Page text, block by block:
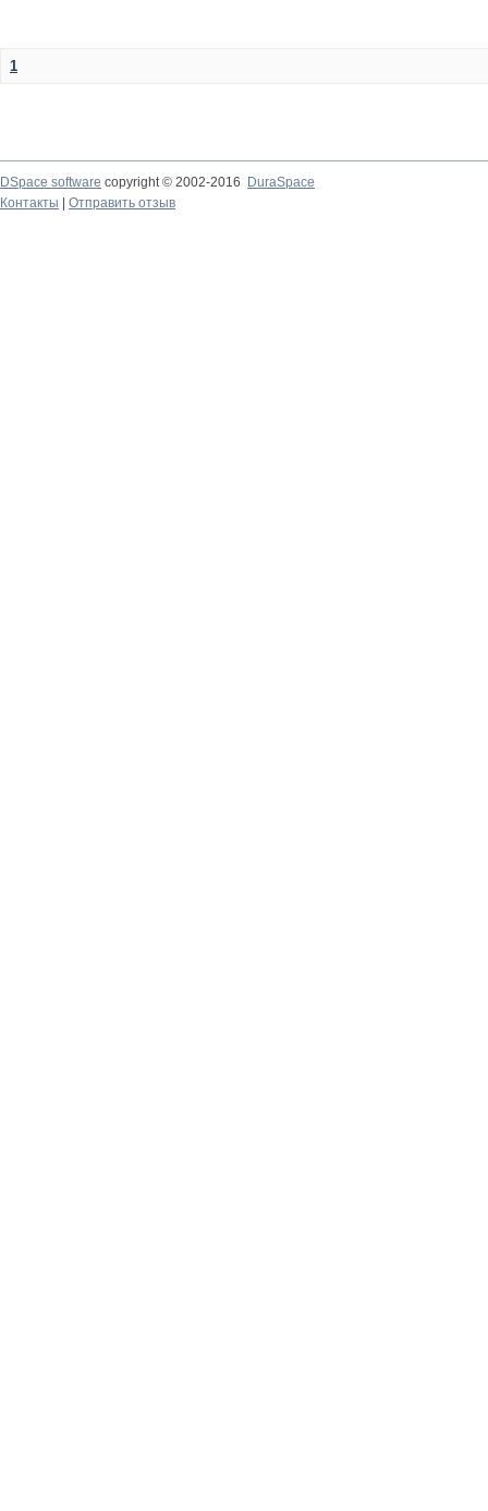
1
DSpace software copyright © 2002-2016
DuraSpace
Контакты
Отправить отзыв